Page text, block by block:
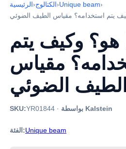
الرئيسية›الكتالوج›Unique beam›
يتم استخدامه؟ مقياس الطيف الضوئي
هو؟ وكيف يتم
مقياس
الطيف الضوئي
SKU:YR01844 · بواسطة Kalstein
الفئة:Unique beam